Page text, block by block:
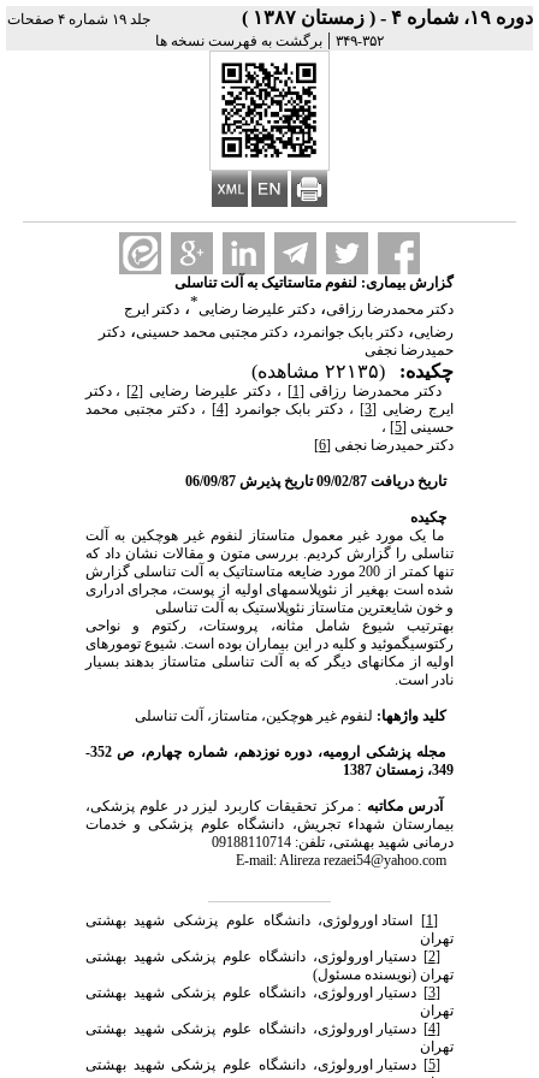
دوره ۱۹، شماره ۴ - ( زمستان ۱۳۸۷ )
جلد ۱۹ شماره ۴ صفحات
۳۵۲-۳۴۹
| برگشت به فهرست نسخه ها
گزارش بیماری: لنفوم متاستاتیک به آلت تناسلی
دکتر محمدرضا رزاقی، دکتر علیرضا رضایی*، دکتر ایرج
رضایی، دکتر بابک جوانمرد، دکتر مجتبی محمد حسینی، دکتر
حمیدرضا نجفی
چکیده: (۲۲۱۳۵ مشاهده)
دکتر محمدرضا رزاقی [1] ، دکتر علیرضا رضایی [2]
، دکتر
ایرج رضایی [3] ، دکتر بابک جوانمرد [4]
، دکتر مجتبی محمد
حسینی [5]
،
دکتر حمیدرضا نجفی [6]
تاریخ دریافت 09/02/87 تاریخ پذیرش 06/09/87
چکیده
ما یک مورد غیر معمول متاستاز لنفوم غیر هوچکین به آلت
تناسلی را گزارش کردیم. بررسی متون و مقالات نشان داد که
تنها کمتر از 200 مورد ضایعه متاستاتیک به آلت تناسلی گزارش
شده است به­غیر از نئوپلاسم­های اولیه از پوست، مجرای ادراری
و خون شایع­ترین متاستاز نئوپلاستیک به آلت تناسلی
به­ترتیب شیوع شامل مثانه، پروستات، رکتوم و نواحی
رکتوسیگموئید و کلیه در این بیماران بوده است. شیوع تومورهای
اولیه از مکان­های دیگر که به آلت تناسلی متاستاز بدهند بسیار
نادر است.
کلید واژه­ها: لنفوم غیر هوچکین، متاستاز، آلت تناسلی
مجله پزشکی ارومیه، دوره نوزدهم، شماره‌ چهارم، ص 352-
349، زمستان 1387
آدرس مکاتبه : مرکز تحقیقات کاربرد لیزر در علوم پزشکی،
بیمارستان شهداء تجریش، دانشگاه علوم پزشکی و خدمات
درمانی شهید بهشتی، تلفن: 09188110714
[1]
استاد اورولوژی، دانشگاه علوم پزشکی شهید بهشتی
تهران
[2]
دستیار اورولوژی، دانشگاه علوم پزشکی شهید بهشتی
تهران (نویسنده مسئول)
[3]
دستیار اورولوژی، دانشگاه علوم پزشکی شهید بهشتی
تهران
[4]
دستیار اورولوژی، دانشگاه علوم پزشکی شهید بهشتی
تهران
[5]
دستیار اورولوژی، دانشگاه علوم پزشکی شهید بهشتی